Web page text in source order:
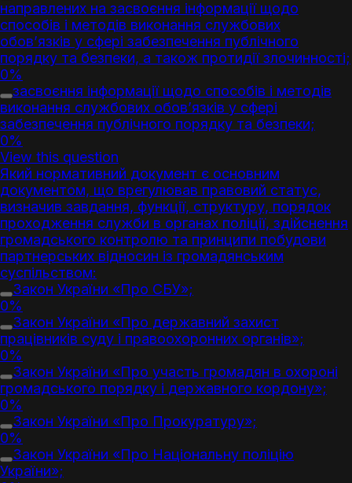
направлених на засвоєння інформації щодо
способів і методів виконання службових
обов’язків у сфері забезпечення публічного
порядку та безпеки, а також протидії злочинності;
0%
засвоєння інформації щодо способів і методів
виконання службових обов’язків у сфері
забезпечення публічного порядку та безпеки;
0%
View this question
Який нормативний документ є основним
документом, що врегулював правовий статус,
визначив завдання, функції, структуру, порядок
проходження служби в органах поліції, здійснення
громадського контролю та принципи побудови
партнерських відносин із громадянським
суспільством:
Закон України «Про СБУ»;
0%
Закон України «Про державний захист
працівників суду і правоохоронних органів»;
0%
Закон України «Про участь громадян в охороні
громадського порядку і державного кордону»;
0%
Закон України «Про Прокуратуру»;
0%
Закон України «Про Національну поліцію
України»;